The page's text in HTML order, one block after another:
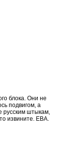
блока. Они не
подвигом, а
русским штыкам,
извините. ЕВА.